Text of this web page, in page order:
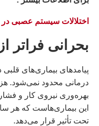
اختلالات سیستم عصبی در
بحرانی فراتر
پیامدهای بیماری‌های قلبی
درمانی محدود نمی‌شود.
بهره‌وری نیروی کار و فشار
این بیماری‌هاست که هر
تحت تأثیر قرار می‌دهد.